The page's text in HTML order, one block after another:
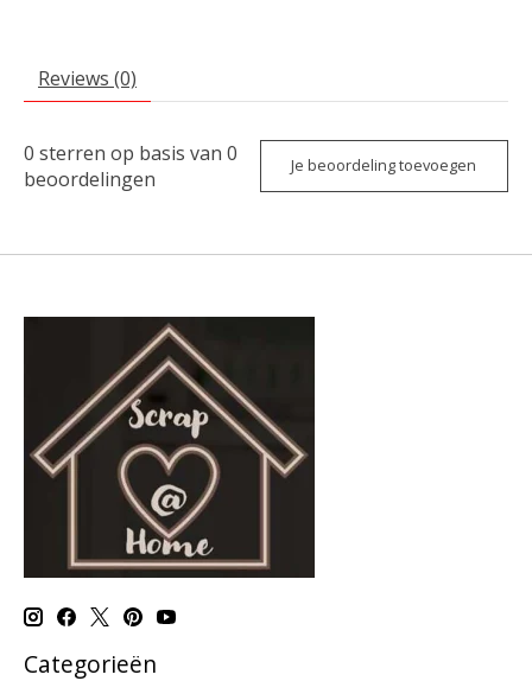
Reviews (0)
0 sterren op basis van 0
beoordelingen
Je beoordeling toevoegen
Categorieën